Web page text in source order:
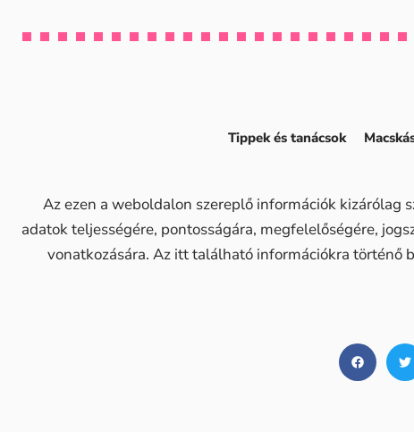
Tippek és tanácsok
Az ezen a weboldalon szereplő információk
adatok teljességére, pontosságára, megfelelőségére,
vonatkozására. Az itt található információkra történő